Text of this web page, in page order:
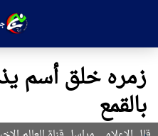
زمره خلق أسم
بالقمع